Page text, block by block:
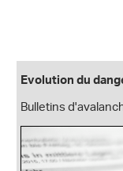
Evolution du
Bulletins